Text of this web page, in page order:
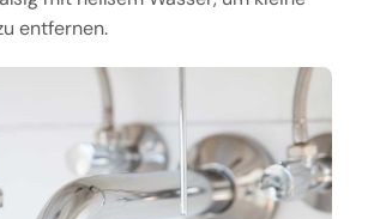
entfernen.